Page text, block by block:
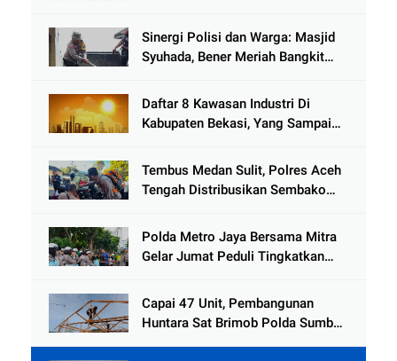
Tamiang
Sinergi Polisi dan Warga: Masjid
Syuhada, Bener Meriah Bangkit
Daftar 8 Kawasan Industri Di
Kabupaten Bekasi, Yang Sampai
Tembus Medan Sulit, Polres Aceh
Tengah Distribusikan Sembako
Jamat
Polda Metro Jaya Bersama Mitra
Gelar Jumat Peduli Tingkatkan
Capai 47 Unit, Pembangunan
Huntara Sat Brimob Polda Sumbar